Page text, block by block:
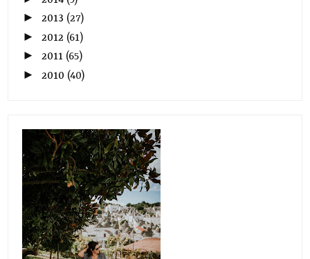
►2013 (27)
► 2012 (61)
►2011 (65)
► 2010 (40)